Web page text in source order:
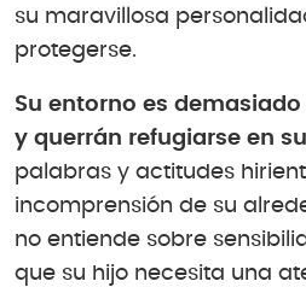
su maravillosa
protegerse.
Su entorno es
y querrán refugiarse en
palabras y actitudes
incomprensión de su
no entiende sobre
que su hijo necesita una